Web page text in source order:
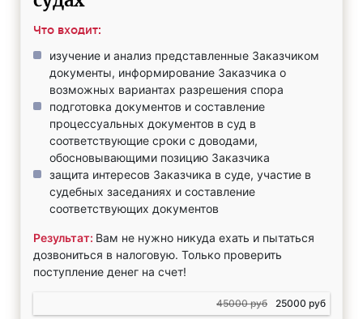
Что входит:
изучение и анализ представленные Заказчиком
документы, информирование Заказчика о
возможных вариантах разрешения спора
подготовка документов и составление
процессуальных документов в суд в
соответствующие сроки с доводами,
обосновывающими позицию Заказчика
защита интересов Заказчика в суде, участие в
судебных заседаниях и составление
соответствующих документов
Результат: Вам не нужно никуда ехать и пытаться
дозвониться в налоговую. Только проверить
поступление денег на счет!
45000 руб 25000 руб